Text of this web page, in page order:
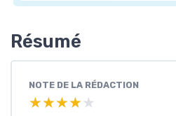
Résumé
NOTE DE LA RÉDACTION
★★★★★
★★★★★